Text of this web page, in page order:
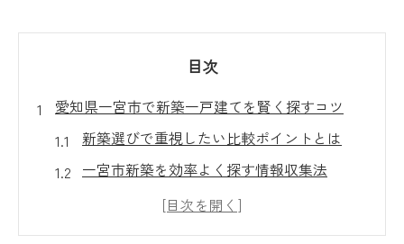
目次
愛知県一宮市で新築一戸建てを賢く探すコツ
新築選びで重視したい比較ポイントとは
一宮市新築を効率よく探す情報収集法
建売や新築平屋を見極めるコツと注意点
中古と新築のメリットを知って賢く選ぶ